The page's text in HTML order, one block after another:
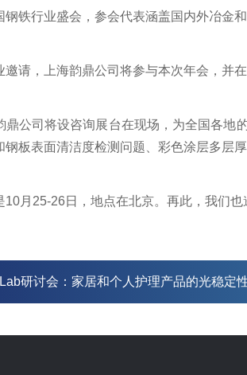
钢铁行业盛会，参会代表涵盖国内外冶金
邀请，上海韵鼎公司将参与本次年会，并
鼎公司将设咨询展台在现场，为全国各地
钢板表面清洁度检测问题、彩色涂层多层
10月25-26日，地点在北京。再此，我们
研讨会：家居和个人护理产品的光稳定